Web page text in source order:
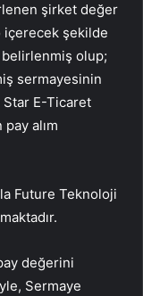
şirket değer
içerecek şekilde
olup;
sermayesinin
Star E-Ticaret
pay alım
Future Teknoloji
değerini
Sermaye